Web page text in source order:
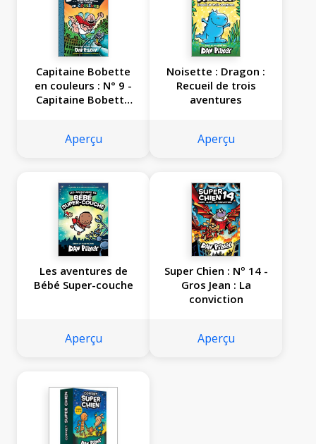
Capitaine Bobette
en couleurs : N° 9 -
Capitaine Bobette
Père
Aperçu
Noisette : Dragon :
Recueil de trois
aventures
Aperçu
Les aventures de
Bébé Super-couche
Aperçu
Super Chien : Nº 14 -
Gros Jean : La
conviction
Aperçu